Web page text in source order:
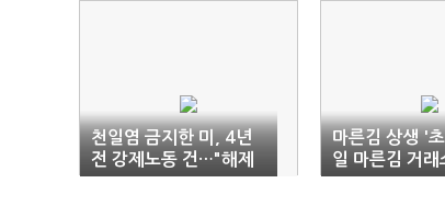
천일염 금지한 미, 4년
전 강제노동 건…"해제
신속 지원"
마른김 상생 '
일 마른김 거래